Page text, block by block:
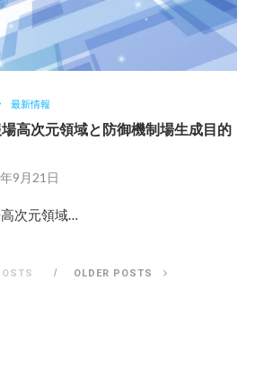
最新情報
高次元領域と防御機制場生成目的
9月21日
次元領域…
OLDER POSTS